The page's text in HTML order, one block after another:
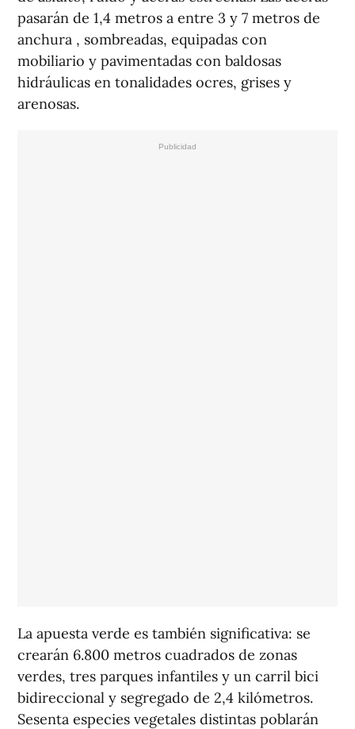
pasarán de 1,4 metros a entre 3 y 7 metros de
anchura , sombreadas, equipadas con
mobiliario y pavimentadas con baldosas
hidráulicas en tonalidades ocres, grises y
arenosas.
La apuesta verde es también significativa: se
crearán 6.800 metros cuadrados de zonas
verdes, tres parques infantiles y un carril bici
bidireccional y segregado de 2,4 kilómetros.
Sesenta especies vegetales distintas poblarán